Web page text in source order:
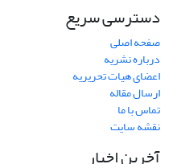
دسترسی سریع
صفحه اصلی
درباره نشریه
اعضای هیات تحریریه
ارسال مقاله
تماس با ما
نقشه سایت
آخرین اخبار